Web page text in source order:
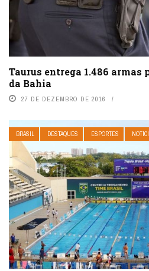
Taurus entrega 1.486
da Bahia
27 DE DEZEMBRO DE 2016
BRASIL DESTAQUES ESPORTES